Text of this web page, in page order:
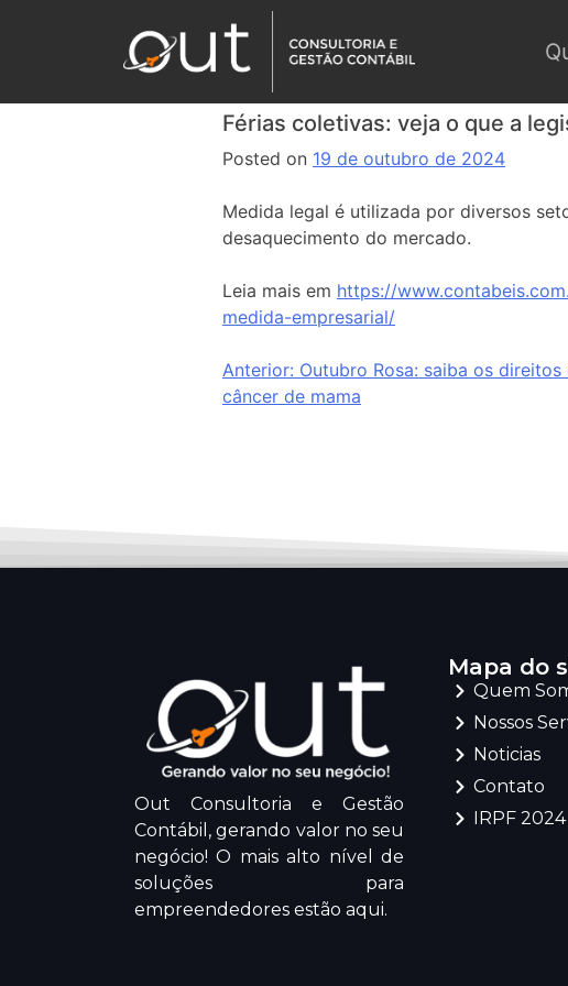
Férias coletivas: veja o que a
Posted on 19 de outubro de 2024
Medida legal é utilizada por diversos
desaquecimento do mercado.
Leia mais em https://
medida-empresarial/
Anterior: Outubro Rosa: saiba os
câncer de mama
Out Consultoria e Gestão
Contábil, gerando valor no seu
negócio! O mais alto nível de
soluções para
empreendedores estão aqui.
Mapa do
Quem
Nossos
Noticias
Contato
IRPF 2024